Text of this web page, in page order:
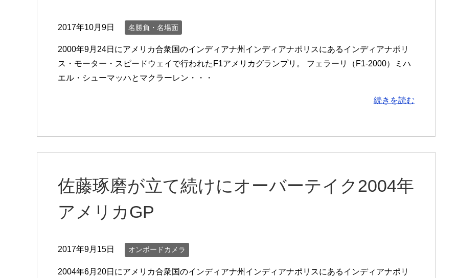
2017年10月9日 名勝負・名場面
2000年9月24日にアメリカ合衆国のインディアナ州インディアナポリスにあるインディアナポリ
ス・モーター・スピードウェイで行われたF1アメリカグランプリ。 フェラーリ（F1-2000）ミハ
エル・シューマッハとマクラーレン・・・
続きを読む
佐藤琢磨が立て続けにオーバーテイク2004年
アメリカGP
2017年9月15日 オンボードカメラ
2004年6月20日にアメリカ合衆国のインディアナ州インディアナポリスにあるインディアナポリ